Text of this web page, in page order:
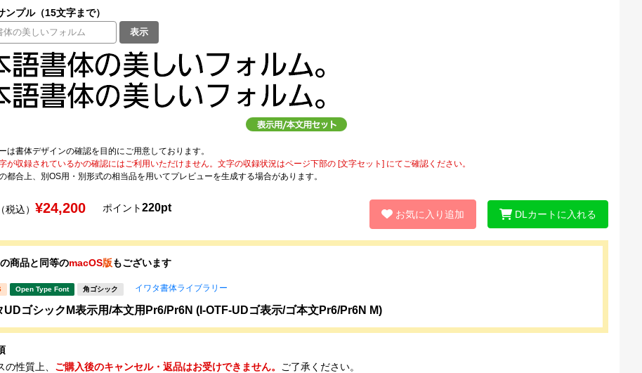
ンプル（15文字まで）
表示
は書体デザインの確認を目的にご用意しております。
が収録されているかの確認にはご利用いただけません。文字の収録状況はページ下部の [文字セット] にてご確認ください。
都合上、別OS用・別形式の相当品を用いてプレビューを生成する場合があります。
込） ¥24,200 ポイント220pt
お気に入り追加 DLカートに入れる
商品と同等のmacOS版もございます
Open Type Font 角ゴシック イワタ書体ライブラリー
UDゴシックM表示用/本文用Pr6/Pr6N (I-OTF-UDゴ表示/ゴ本文Pr6/Pr6N M)
性質上、 ご購入後のキャンセル・返品はお受けできません。 ご了承ください。